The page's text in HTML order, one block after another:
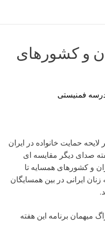
و کشورهای
فمنیستی
حمایت خانواده در ایران
صدای دیگر مقایسه ای
و کشورهای همسایه تا
زنان ایرانی در بین همسایگان
میهمان برنامه این هفته